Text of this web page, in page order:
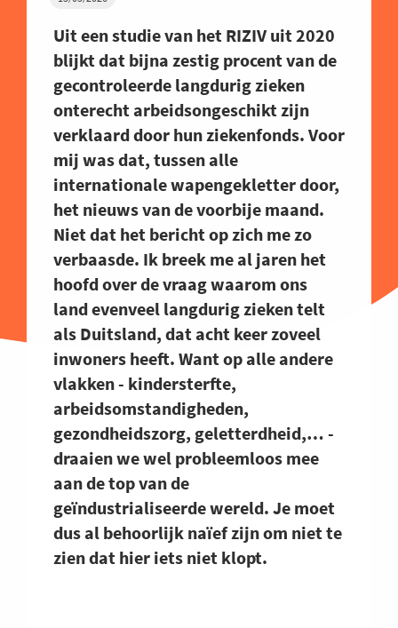
Uit een studie van het RIZIV uit 2020
blijkt dat bijna zestig procent van de
gecontroleerde langdurig zieken
onterecht arbeidsongeschikt zijn
verklaard door hun ziekenfonds. Voor
mij was dat, tussen alle
internationale wapengekletter door,
het nieuws van de voorbije maand.
Niet dat het bericht op zich me zo
verbaasde. Ik breek me al jaren het
hoofd over de vraag waarom ons
land evenveel langdurig zieken telt
als Duitsland, dat acht keer zoveel
inwoners heeft. Want op alle andere
vlakken - kindersterfte,
arbeidsomstandigheden,
gezondheidszorg, geletterdheid,… -
draaien we wel probleemloos mee
aan de top van de
geïndustrialiseerde wereld. Je moet
dus al behoorlijk naïef zijn om niet te
zien dat hier iets niet klopt.